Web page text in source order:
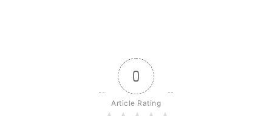
0
Article Rating